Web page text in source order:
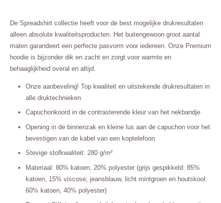
De Spreadshirt collectie heeft voor de best mogelijke drukresultaten
alleen absolute kwaliteitsproducten. Het buitengewoon groot aantal
maten garandeert een perfecte pasvorm voor iedereen. Onze Premium
hoodie is bijzonder dik en zacht en zorgt voor warmte en
behaaglijkheid overal en altijd.
Onze aanbeveling! Top kwaliteit en uitstekende drukresultaten in
alle druktechnieken
Capuchonkoord in de contrasterende kleur van het nekbandje
Opening in de binnenzak en kleine lus aan de capuchon voor het
bevestigen van de kabel van een koptelefoon
Stevige stofkwaliteit: 280 g/m²
Materiaal: 80% katoen, 20% polyester (grijs gespikkeld: 85%
katoen, 15% viscose; jeansblauw, licht mintgroen en houtskool:
60% katoen, 40% polyester)